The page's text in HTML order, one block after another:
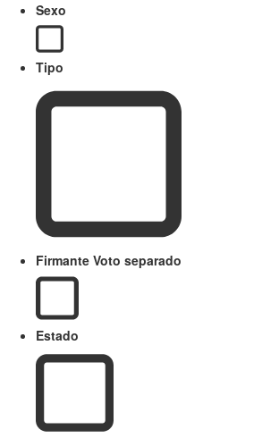
Sexo
Tipo
Firmante Voto separado
Estado